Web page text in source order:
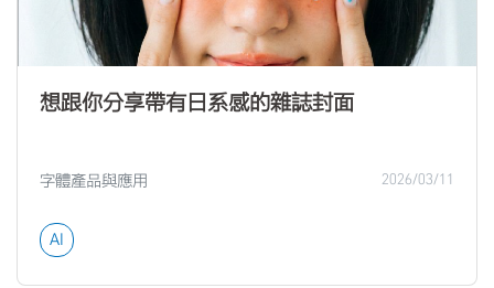
想跟你分享帶有日系感的雜誌封面
字體產品與應用 2026/03/11
AI